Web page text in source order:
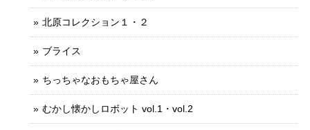
北原コレクション１・２
ブライス
ちっちゃなおもちゃ屋さん
むかし懐かしロボット vol.1・vol.2